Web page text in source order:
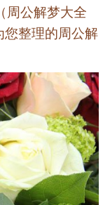
周公解梦大全
您整理的周公解